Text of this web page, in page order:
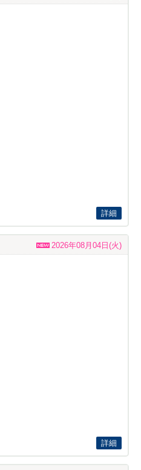
詳細
2026年08月04日(火)
詳細